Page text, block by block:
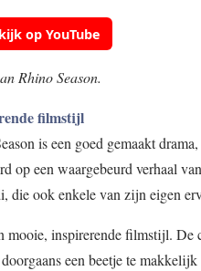
op YouTube
Rhino Season.
filmstijl
is een goed gemaakt
op een waargebeurd verhaal
die ook enkele van zijn eigen
mooie, inspirerende filmstijl. De
een beetje te